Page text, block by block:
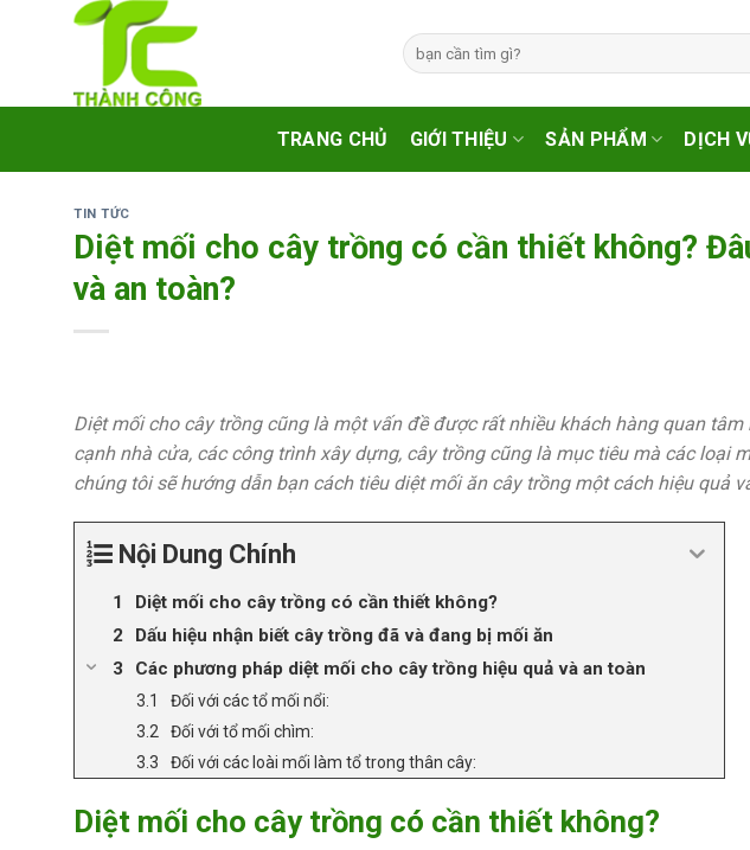
Tìm
kiếm:
TRANG CHỦ GIỚI THIỆU SẢN PHẨM DỊCH
TIN TỨC
Diệt mối cho cây trồng có cần thiết không?
và an toàn?
Diệt mối cho cây trồng cũng là một vấn đề được rất nhiều khách hàng quan
cạnh nhà cửa, các công trình xây dựng, cây trồng cũng là mục tiêu mà các loại
chúng tôi sẽ hướng dẫn bạn cách tiêu diệt mối ăn cây trồng một cách hiệu quả
Nội Dung Chính
Diệt mối cho cây trồng có cần thiết không?
Dấu hiệu nhận biết cây trồng đã và đang bị mối ăn
Các phương pháp diệt mối cho cây trồng hiệu quả và an toàn
Đối với các tổ mối nổi:
Đối với tổ mối chìm:
Đối với các loài mối làm tổ trong thân cây:
Diệt mối cho cây trồng có cần thiết không?